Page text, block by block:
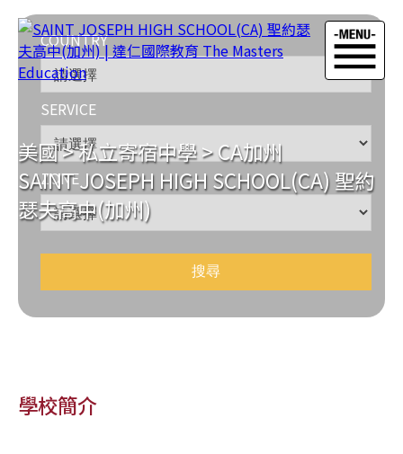
美國>私立寄宿中學>CA加州
SAINT JOSEPH HIGH SCHOOL(CA) 聖約
瑟夫高中(加州)
COUNTRY
SERVICE
ZONE
學校簡介